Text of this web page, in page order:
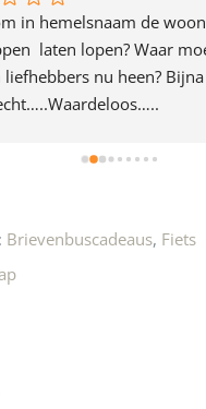
in hemelsnaam de
laten lopen? Waar
liefhebbers nu heen?
Brievenbuscadeaus, Fiets